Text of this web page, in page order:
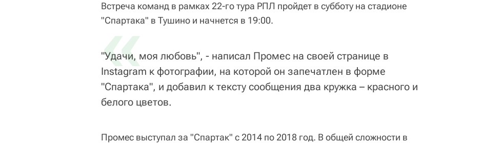
Встреча команд в рамках 22-го тура РПЛ пройдет в субботу на стадионе
"Спартака" в Тушино и начнется в 19:00.
«
"Удачи, моя любовь", - написал Промес на своей странице в
Instagram к фотографии, на которой он запечатлен в форме
"Спартака", и добавил к тексту сообщения два кружка – красного и
белого цветов.
Промес выступал за "Спартак" с 2014 по 2018 год. В общей сложности в